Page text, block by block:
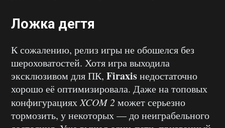
Ложка дегтя
К сожалению, релиз игры не обошелся без
шероховатостей. Хотя игра выходила
эксклюзивом для ПК, Firaxisнедостаточно
хорошо её оптимизировала. Даже на топовых
конфигурацияхXCOM 2 может серьезно
тормозить, у некоторых — до неиграбельного